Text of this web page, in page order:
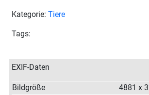
Kategorie: Tiere
Tags:
EXIF-Daten
Bildgröße
4881 x